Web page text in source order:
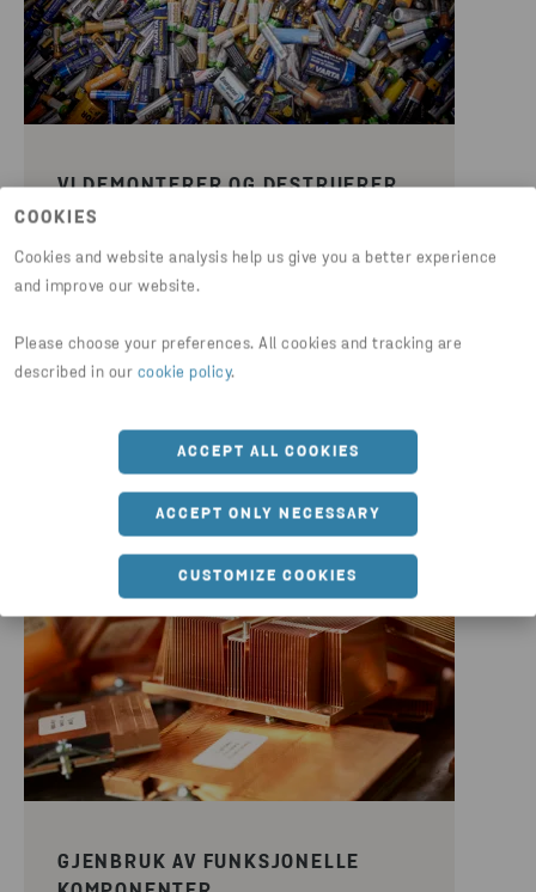
COOKIES
Cookies and website analysis help us give you a better experience
and improve our website.
Please choose your preferences. All cookies and tracking are
described in our cookie policy.
ACCEPT ALL COOKIES
ACCEPT ONLY NECESSARY
CUSTOMIZE COOKIES
VI DEMONTERER OG DESTRUERER
ALT FARLIG AVFALL
Alt farlig avfall blir fjernet av våre
spesialutdannede eksperter ved et av
Produkter med farlig avfall, inkludert
batterier, komponenter med kvikksølv,
håndteres med sikre metoder.
GJENBRUK AV FUNKSJONELLE